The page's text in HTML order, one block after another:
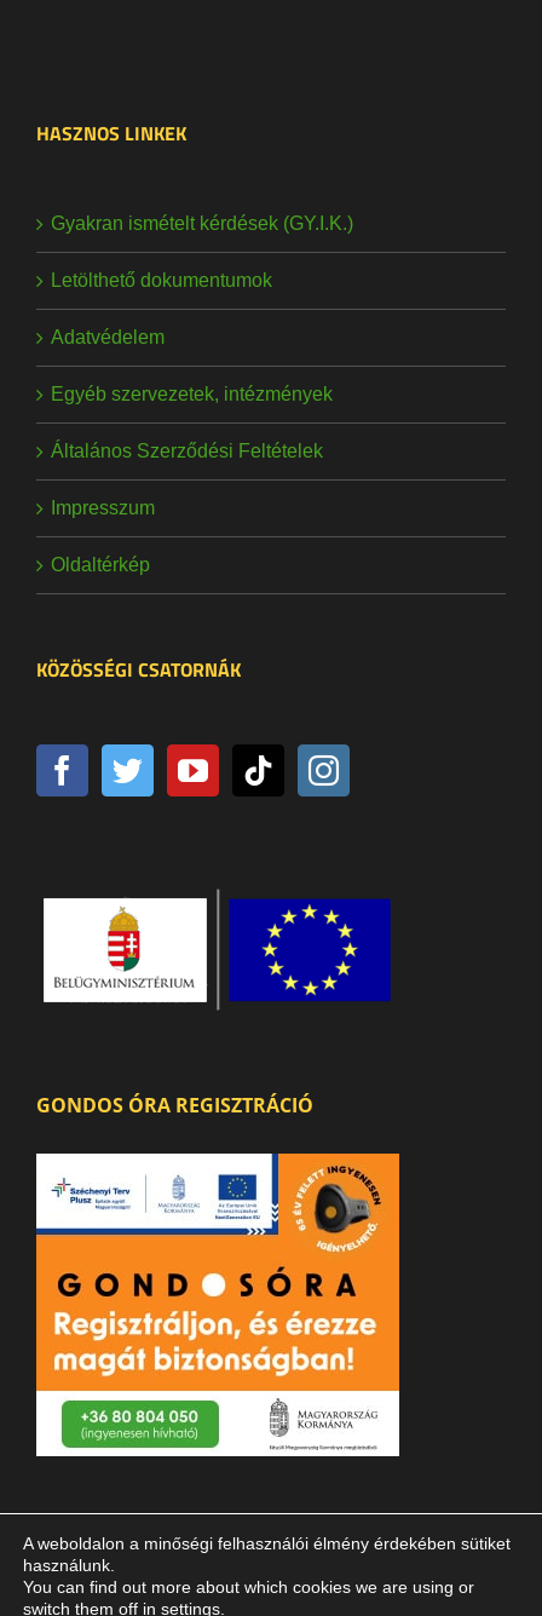
HASZNOS LINKEK
Gyakran ismételt kérdések (GY.I.K.)
Letölthető dokumentumok
Adatvédelem
Egyéb szervezetek, intézmények
Általános Szerződési Feltételek
Impresszum
Oldaltérkép
KÖZÖSSÉGI CSATORNÁK
GONDOS ÓRA REGISZTRÁCIÓ
A weboldalon a minőségi felhasználói élmény érdekében sütiket
használunk.
You can find out more about which cookies we are using or
switch them off in settings